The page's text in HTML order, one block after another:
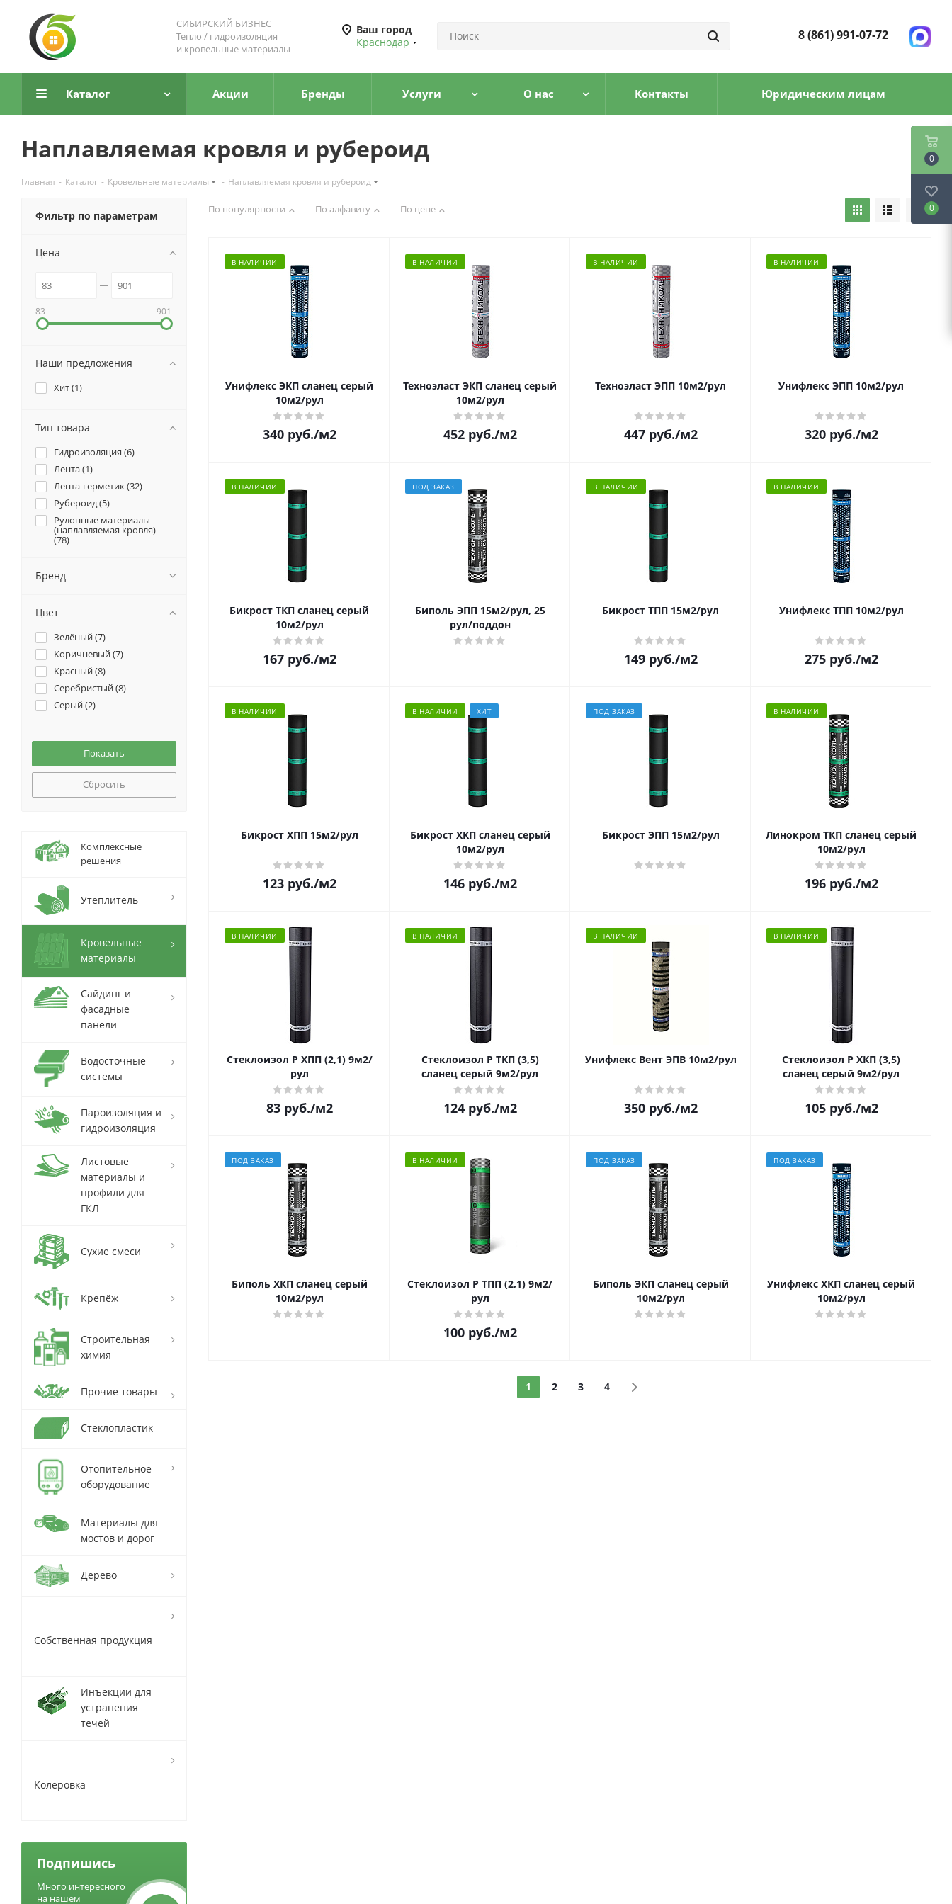
СИБИРСКИЙ БИЗНЕС
Тепло / гидроизоляция
и кровельные материалы
Ваш город
Краснодар
8 (861) 991-07-72
Каталог Акции Бренды Услуги О нас Контакты Юридическим лицам
Наплавляемая кровля и рубероид
Главная - Каталог - Кровельные материалы - Наплавляемая кровля и рубероид
По популярности По алфавиту По цене
В НАЛИЧИИ
Унифлекс ЭКП сланец серый
10м2/рул
340руб./м2
В НАЛИЧИИ
Техноэласт ЭКП сланец серый
10м2/рул
452руб./м2
В НАЛИЧИИ
Техноэласт ЭПП 10м2/рул
447руб./м2
В НАЛИЧИИ
Унифлекс ЭПП 10м2/рул
320руб./м2
В НАЛИЧИИ
Бикрост ТКП сланец серый
10м2/рул
167руб./м2
ПОД ЗАКАЗ
Биполь ЭПП 15м2/рул, 25
рул/поддон
В НАЛИЧИИ
Бикрост ТПП 15м2/рул
149руб./м2
В НАЛИЧИИ
Унифлекс ТПП 10м2/рул
275руб./м2
В НАЛИЧИИ
Бикрост ХПП 15м2/рул
123руб./м2
В НАЛИЧИИ ХИТ
Бикрост ХКП сланец серый
10м2/рул
146руб./м2
ПОД ЗАКАЗ
Бикрост ЭПП 15м2/рул
В НАЛИЧИИ
Линокром ТКП сланец серый
10м2/рул
196руб./м2
В НАЛИЧИИ
Стеклоизол Р ХПП (2,1) 9м2/
рул
83руб./м2
В НАЛИЧИИ
Стеклоизол Р ТКП (3,5)
сланец серый 9м2/рул
124руб./м2
В НАЛИЧИИ
Унифлекс Вент ЭПВ 10м2/рул
350руб./м2
В НАЛИЧИИ
Стеклоизол Р ХКП (3,5)
сланец серый 9м2/рул
105руб./м2
ПОД ЗАКАЗ
Биполь ХКП сланец серый
10м2/рул
В НАЛИЧИИ
Стеклоизол Р ТПП (2,1) 9м2/
рул
100руб./м2
ПОД ЗАКАЗ
Биполь ЭКП сланец серый
10м2/рул
ПОД ЗАКАЗ
Унифлекс ХКП сланец серый
10м2/рул
1 2 3 4
Фильтр по параметрам
Цена
83 901
Наши предложения
Хит (1)
Тип товара
Гидроизоляция (6)
Лента (1)
Лента-герметик (32)
Рубероид (5)
Рулонные материалы
(наплавляемая кровля)
(78)
Бренд
Цвет
Зелёный (7)
Коричневый (7)
Красный (8)
Серебристый (8)
Серый (2)
Сбросить
Комплексные
решения
Утеплитель
Кровельные
материалы
Сайдинг и
фасадные
панели
Водосточные
системы
Пароизоляция и
гидроизоляция
Листовые
материалы и
профили для
ГКЛ
Сухие смеси
Крепёж
Строительная
химия
Прочие товары
Стеклопластик
Отопительное
оборудование
Материалы для
мостов и дорог
Дерево
Собственная продукция
Инъекции для
устранения
течей
Колеровка
Подпишись
Много интересного
на нашем
0
0